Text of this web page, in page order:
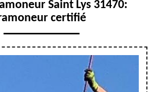
Saint Lys 31470:
certifié